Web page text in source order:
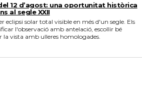
12 d’agost: una oportunitat històrica
al segle XXII
eclipsi solar total visible en més d'un segle. Els
l'observació amb antelació, escollir bé
vista amb ulleres homologades.